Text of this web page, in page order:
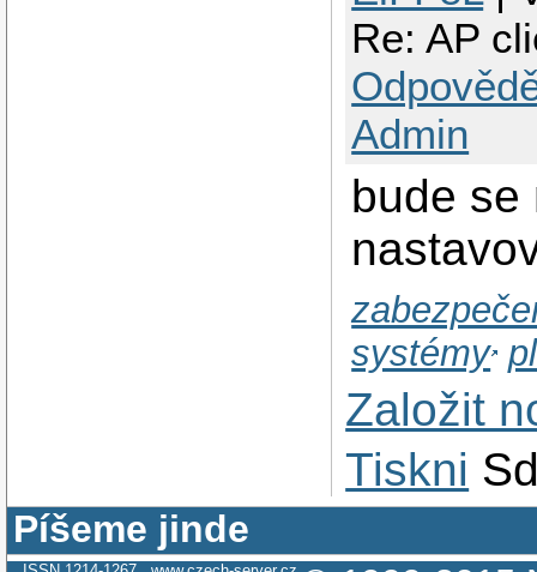
Re: AP
Admin
bude se
systémy
Založit
Tiskni
Píšeme jinde